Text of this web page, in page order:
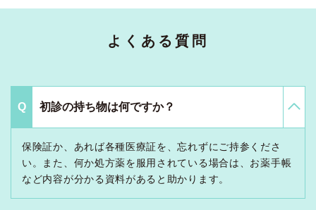
よくある質問
初診の持ち物は何ですか？
保険証か、あれば各種医療証を、忘れずにご持参くださ
い。また、何か処方薬を服用されている場合は、お薬手帳
など内容が分かる資料があると助かります。